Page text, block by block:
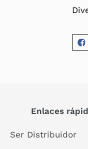
tu
de
Enlaces
Ser Distribuidor